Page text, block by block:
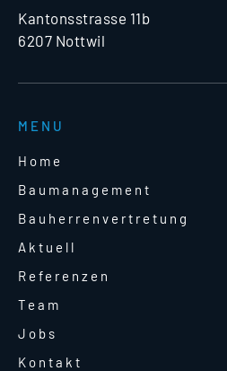
Kantonsstrasse 11b
6207 Nottwil
MENU
Home
Baumanagement
Bauherrenvertretung
Aktuell
Referenzen
Team
Jobs
Kontakt